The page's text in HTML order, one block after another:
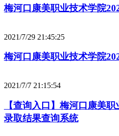
梅河口康美职业技术学院
2021/7/29 21:45:25
梅河口康美职业技术学院
2021/7/7 21:15:54
【查询入口】梅河口康美
录取结果查询系统